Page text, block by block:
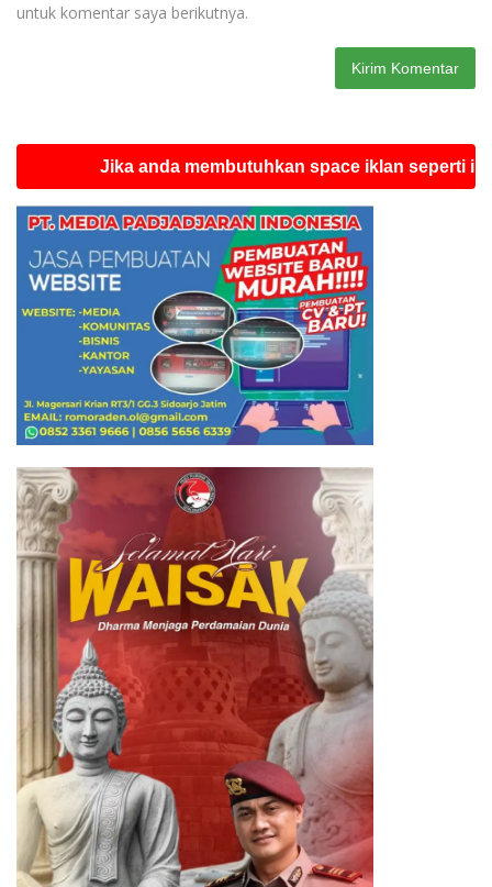
untuk komentar saya berikutnya.
Jika anda membutuhkan space iklan seperti ini silahkan